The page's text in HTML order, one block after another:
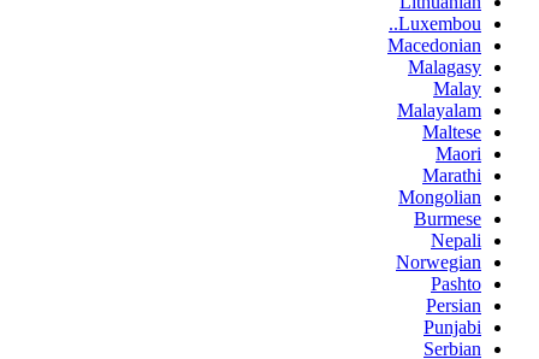
Luxembou..
Macedonian
Malagasy
Malay
Malayalam
Maltese
Maori
Marathi
Mongolian
Burmese
Nepali
Norwegian
Pashto
Persian
Punjabi
Serbian